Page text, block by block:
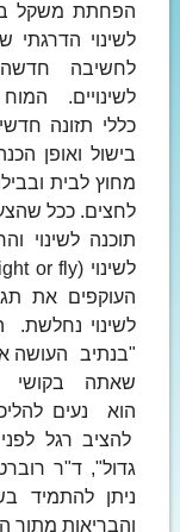
הפחתת משקל
לשינוי
לחשיבה
לשינויים.
כללי תזונה
בישול ואופן
מחוץ לבית
לחצים. ככל
תוכנה לשינוי
העוקפים את
לשינוי נחלשת.
"בנתיב העושה
שאתה
הוא נעים
להציב רגל
ניתן להתמיד
והבריאות מתוך